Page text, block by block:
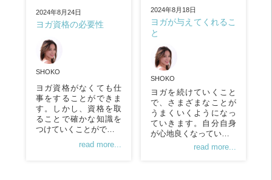
2024年8月24日
ヨガ資格の必要性
SHOKO
ヨガ資格がなくても仕
事をすることができま
す。しかし、資格を取
ることで確かな知識を
つけていくことがで…
read more...
2024年8月18日
ヨガが与えてくれるこ
と
SHOKO
ヨガを続けていくこと
で、さまざまなことが
うまくいくようになっ
ていきます。自分自身
が心地良くなってい…
read more...